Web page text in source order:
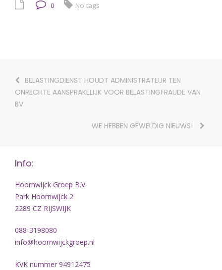
0 No tags
BELASTINGDIENST HOUDT ADMINISTRATEUR TEN
ONRECHTE AANSPRAKELIJK VOOR BELASTINGFRAUDE VAN
BV
WE HEBBEN GEWELDIG NIEUWS!
Info:
Hoornwijck Groep B.V.
Park Hoornwijck 2
2289 CZ RIJSWIJK
088-3198080
info@hoornwijckgroep.nl
KVK nummer 94912475